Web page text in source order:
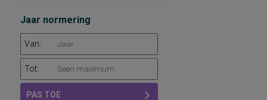
Jaar normering
Van:
Tot:
PAS TOE